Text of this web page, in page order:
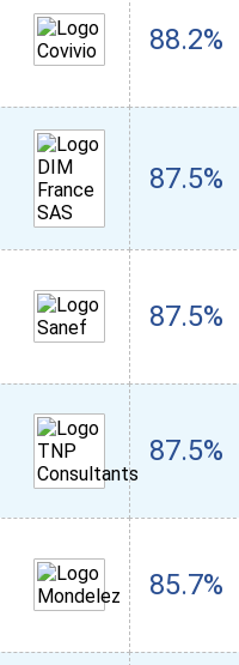
88.2%
87.5%
87.5%
87.5%
85.7%